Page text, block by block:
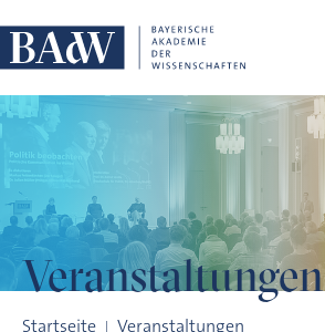
Veranstaltungen
Startseite Veranstaltungen